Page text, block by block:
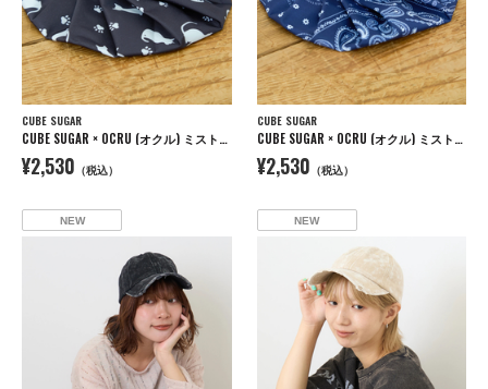
CUBE SUGAR
CUBE SUGAR × OCRU (オクル) ミスト付き アイスバッグ
¥2,530 （税込）
CUBE SUGAR
CUBE SUGAR × OCRU (オクル) ミスト付き アイスバッグ
¥2,530 （税込）
NEW NEW